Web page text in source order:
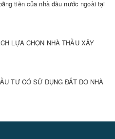
tiền của nhà đầu nước ngoài tại
LỰA CHỌN NHÀ THẦU XÂY
TƯ CÓ SỬ DỤNG ĐẤT DO NHÀ